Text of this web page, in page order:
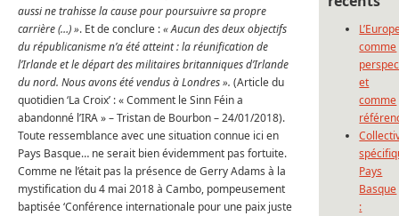
aussi ne trahisse la cause pour poursuivre sa propre
carrière (…) ». Et de conclure :« Aucun des deux objectifs
du républicanisme n’a été atteint : la réunification de
l’Irlande et le départ des militaires britanniques d’Irlande
du nord. Nous avons été vendus à Londres ». (Article du
quotidien ‘La Croix’ : « Comment le Sinn Féin a
abandonné l’IRA » – Tristan de Bourbon – 24/01/2018).
Toute ressemblance avec une situation connue ici en
Pays Basque… ne serait bien évidemment pas fortuite.
Comme ne l’était pas la présence de Gerry Adams à la
mystification du 4 mai 2018 à Cambo, pompeusement
baptisée ‘Conférence internationale pour une paix juste
comme
et
comme
Pays
Basque
: